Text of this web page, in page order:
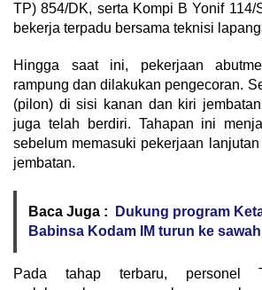
TP) 854/DK, serta Kompi B Yonif 114/
bekerja terpadu bersama teknisi
Hingga saat ini, pekerjaan
rampung dan dilakukan pengecoran.
(pilon) di sisi kanan dan kiri
juga telah berdiri. Tahapan ini
sebelum memasuki pekerjaan
jembatan.
Baca Juga :
Dukung program
Babinsa Kodam IM turun ke
Pada tahap terbaru, personel